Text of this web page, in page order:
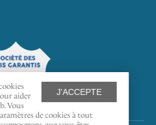
J'ACCEPTE
aider
Vous
de cookies à tout
9.7/10
387 AVIS